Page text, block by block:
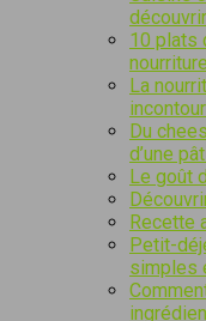
10 plats
La
Du
d’une
Le goût
Recette
Petit-
simples